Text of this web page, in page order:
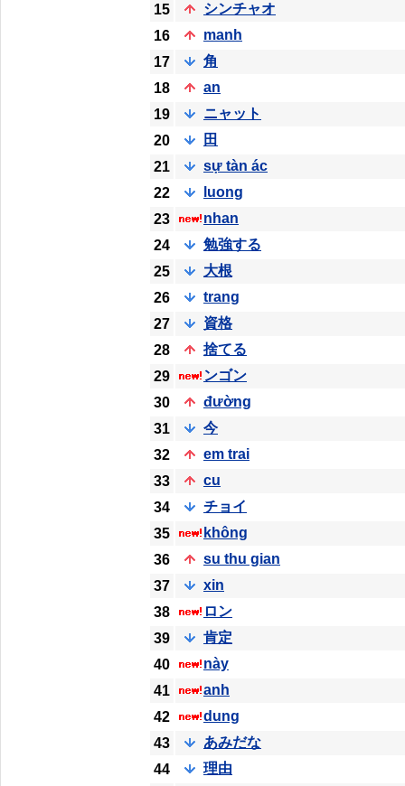
15
シンチャオ
16
manh
17
角
18
an
19
ニャット
20
田
21
sự tàn ác
22
luong
23
nhan
24
勉強する
25
大根
26
trang
27
資格
28
捨てる
29
ンゴン
30
đường
31
今
32
em trai
33
cu
34
チョイ
35
không
36
su thu gian
37
xin
38
ロン
39
肯定
40
này
41
anh
42
dung
43
あみだな
44
理由